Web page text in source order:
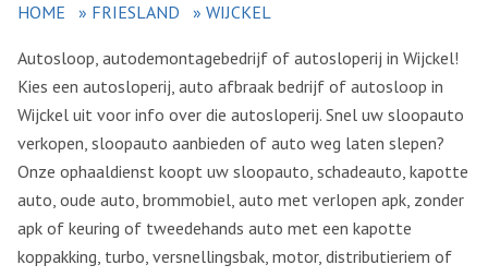
HOME » FRIESLAND » WIJCKEL
Autosloop, autodemontagebedrijf of autosloperij in Wijckel!
Kies een autosloperij, auto afbraak bedrijf of autosloop in
Wijckel uit voor info over die autosloperij. Snel uw sloopauto
verkopen, sloopauto aanbieden of auto weg laten slepen?
Onze ophaaldienst koopt uw sloopauto, schadeauto, kapotte
auto, oude auto, brommobiel, auto met verlopen apk, zonder
apk of keuring of tweedehands auto met een kapotte
koppakking, turbo, versnellingsbak, motor, distributieriem of